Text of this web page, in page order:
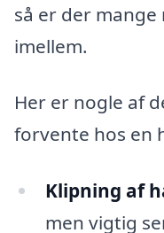
så er der
imellem.
Her er nogle af
forvente hos en
Klipning af
men vigtig